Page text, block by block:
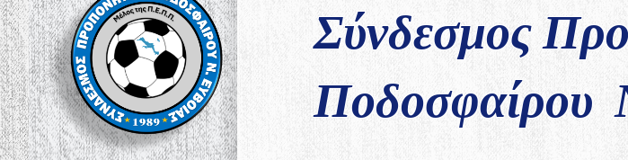
Σύνδεσμος
Ποδοσφαίρου